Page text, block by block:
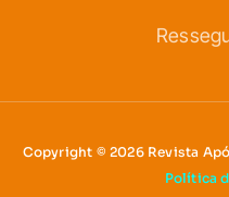
Copyright © 2026 Revista
Política